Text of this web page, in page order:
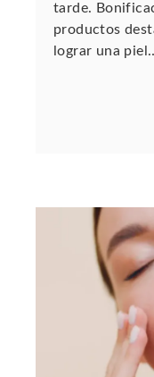
tarde.
productos
lograr una